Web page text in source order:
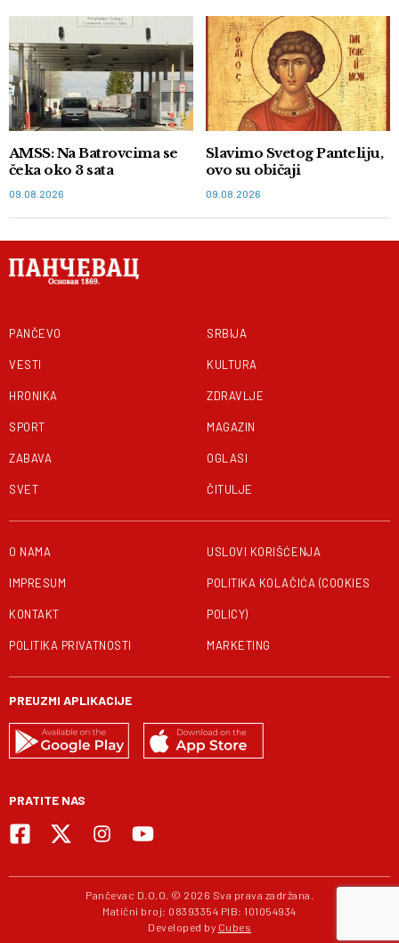
AMSS: Na Batrovcima se
čeka oko 3 sata
09.08.2026
Slavimo Svetog Panteliju,
ovo su običaji
09.08.2026
PANČEVO
VESTI
HRONIKA
SPORT
ZABAVA
SVET
SRBIJA
KULTURA
ZDRAVLJE
MAGAZIN
OGLASI
ČITULJE
O NAMA
IMPRESUM
KONTAKT
POLITIKA PRIVATNOSTI
USLOVI KORIŠĆENJA
POLITIKA KOLAČIĆA (COOKIES
POLICY)
MARKETING
PREUZMI APLIKACIJE
PRATITE NAS
Pančevac D.O.O. © 2026 Sva prava zadržana.
Matični broj: 08393354 PIB: 101054934
Developed by Cubes